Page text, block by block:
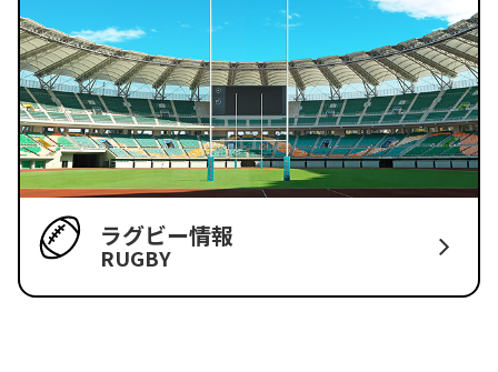
ラグビー情報
RUGBY